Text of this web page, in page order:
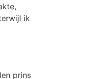
ik
prins